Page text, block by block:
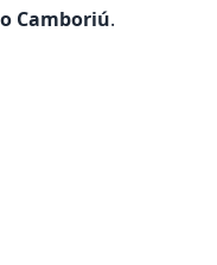
Camboriú.